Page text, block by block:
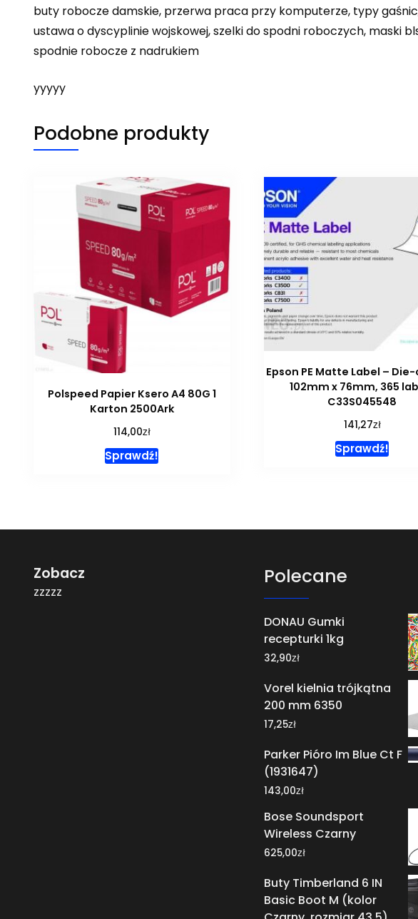
buty robocze damskie, przerwa praca przy komputerze, typy
ustawa o dyscyplinie wojskowej, szelki do spodni roboczych, maski
spodnie robocze z nadrukiem
yyyyy
Podobne produkty
Polspeed Papier Ksero A4 80G 1
Karton 2500Ark
114,00zł
Sprawdź!
Epson PE Matte Label –
102mm x 76mm, 365
C33S045548
141,27zł
Sprawdź!
Zobacz
zzzzz
Polecane
DONAU Gumki
recepturki 1kg
32,90zł
Vorel kielnia trójkątna
200 mm 6350
17,25zł
Parker Pióro Im Blue Ct F
(1931647)
143,00zł
Bose Soundsport
Wireless Czarny
625,00zł
Buty Timberland 6 IN
Basic Boot M (kolor